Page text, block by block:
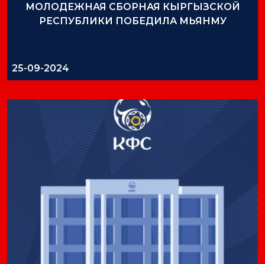
МОЛОДЕЖНАЯ СБОРНАЯ КЫРГЫЗСКОЙ
РЕСПУБЛИКИ ПОБЕДИЛА МЬЯНМУ
25-09-2024